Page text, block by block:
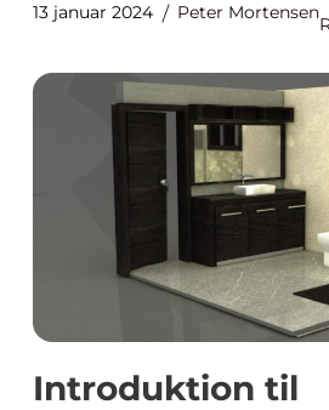
13 januar 2024 Peter Mortensen
Introduktion til